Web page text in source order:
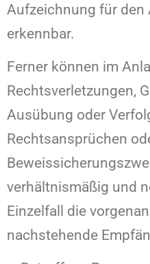
Aufzeichnung für den
erkennbar.
Ferner können im
Rechtsverletzungen,
Ausübung oder
Rechtsansprüchen
verhältnismäßig und
Einzelfall die
nachstehende